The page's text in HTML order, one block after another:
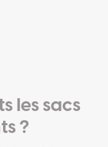
les sacs
?